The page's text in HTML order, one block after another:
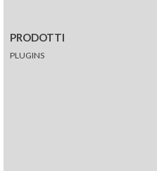
PRODOTTI
PLUGINS